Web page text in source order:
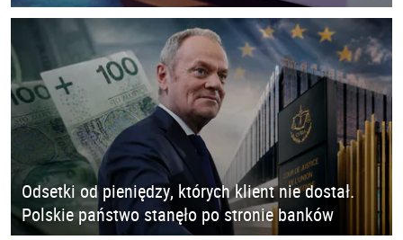
Odsetki od pieniędzy, których klient nie dostał.
Polskie państwo stanęło po stronie banków